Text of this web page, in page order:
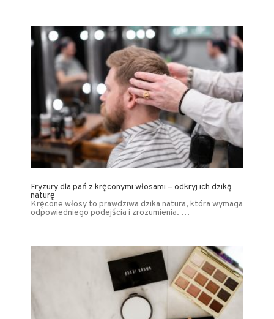
Fryzury dla pań z kręconymi włosami – odkryj ich dziką
naturę
Kręcone włosy to prawdziwa dzika natura, która wymaga
odpowiedniego podejścia i zrozumienia. …